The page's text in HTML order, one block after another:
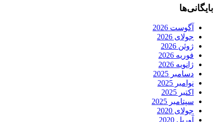
بایگانی‌ها
آگوست 2026
جولای 2026
ژوئن 2026
فوریه 2026
ژانویه 2026
دسامبر 2025
نوامبر 2025
اکتبر 2025
سپتامبر 2025
جولای 2020
آوریل 2020